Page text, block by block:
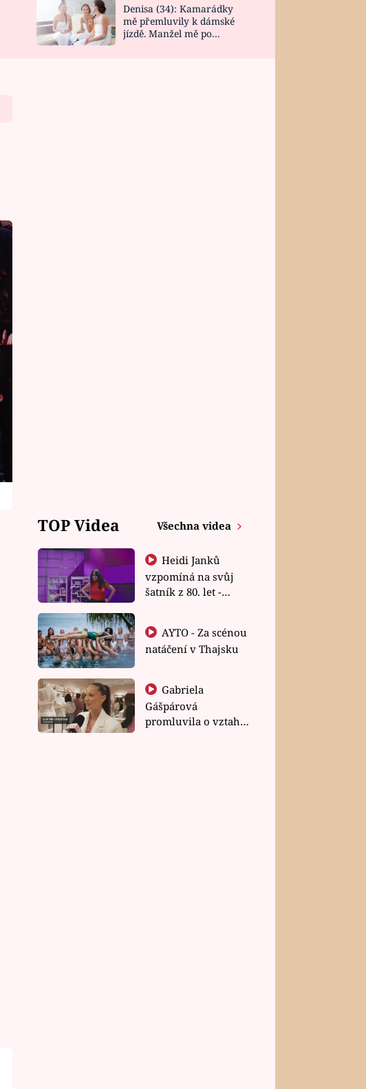
DESIGN
Denisa (34): Kamarádky
mě přemluvily k dámské
jízdě. Manžel mě po
TOP Videa Všechna videa
Heidi Janků
vzpomíná na svůj
šatník z 80. let -
natáčení v Thajsku
Gabriela
Gášpárová
promluvila o vztahu